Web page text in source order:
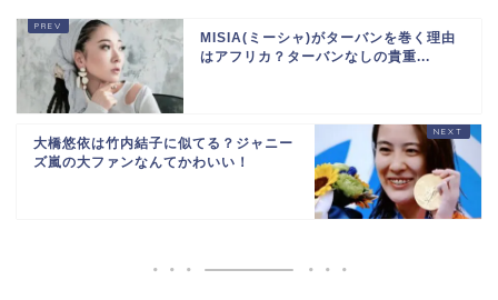
MISIA(ミーシャ)がターバンを巻く理由
はアフリカ？ターバンなしの貴重...
大橋悠依は竹内結子に似てる？ジャニー
ズ嵐の大ファンなんてかわいい！